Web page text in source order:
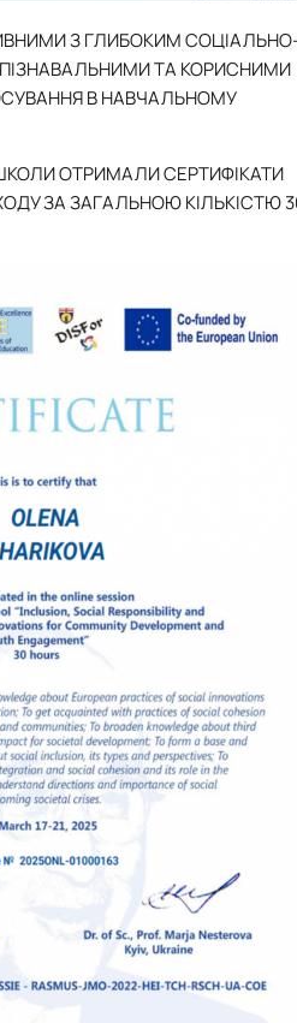
З ГЛИБОКИМ
ТА КОРИСНИМИ
В НАВЧАЛЬНОМУ
ОТРИМАЛИ СЕРТИФІКАТИ
ЗА ЗАГАЛЬНОЮ КІЛЬКІСТЮ